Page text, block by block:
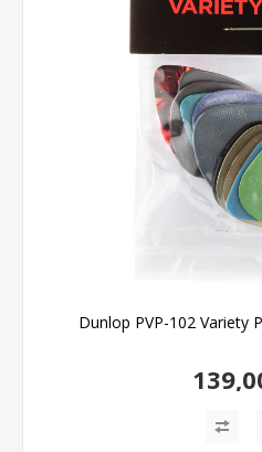
Dunlop PVP-102 Variety